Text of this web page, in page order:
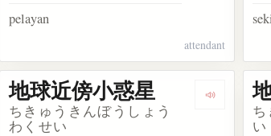
pelayan
attendant
kosakata 袖手傍観
地球近傍小惑星
ちきゅうきんぼうしょう
わくせい
い